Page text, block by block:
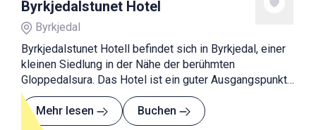
Byrkjedalstunet Hotel
Byrkjedal
Byrkjedalstunet Hotell befindet sich in Byrkjedal, einer
kleinen Siedlung in der Nähe der berühmten
Gloppedalsura. Das Hotel ist ein guter Ausgangspunkt
für Ausflüge nach Månafossen, Kjerag und
Frafjordheiane.
Mehr lesen Buchen